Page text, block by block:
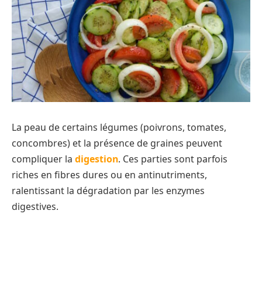
La peau de certains légumes (poivrons, tomates,
concombres) et la présence de graines peuvent
compliquer la digestion. Ces parties sont parfois
riches en fibres dures ou en antinutriments,
ralentissant la dégradation par les enzymes
digestives.